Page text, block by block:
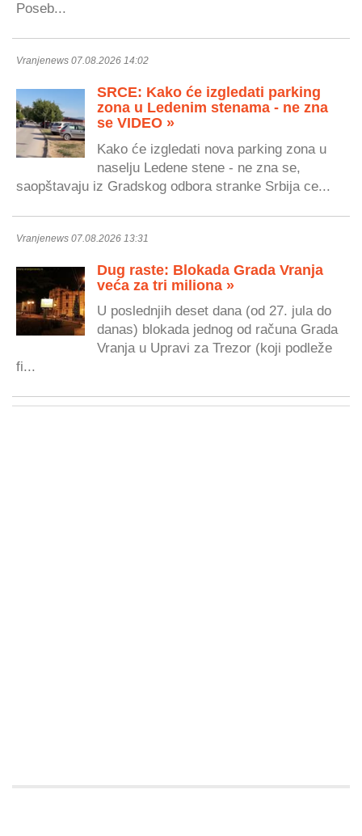
Poseb...
Vranjenews 07.08.2026 14:02
SRCE: Kako će izgledati parking
zona u Ledenim stenama - ne zna
se VIDEO »
Kako će izgledati nova parking zona u
naselju Ledene stene - ne zna se,
saopštavaju iz Gradskog odbora stranke Srbija ce...
Vranjenews 07.08.2026 13:31
Dug raste: Blokada Grada Vranja
veća za tri miliona »
U poslednjih deset dana (od 27. jula do
danas) blokada jednog od računa Grada
Vranja u Upravi za Trezor (koji podleže
fi...